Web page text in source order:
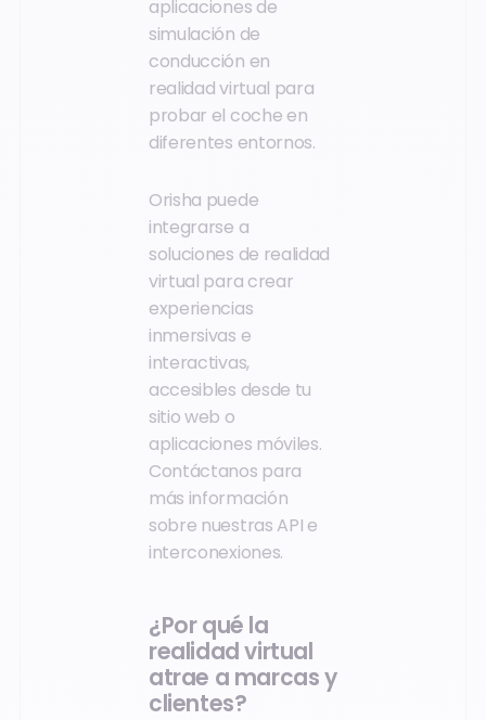
aplicaciones de
simulación de
conducción en
realidad virtual para
probar el coche en
diferentes entornos.
Orisha puede
integrarse a
soluciones de realidad
virtual para crear
experiencias
inmersivas e
interactivas,
accesibles desde tu
sitio web o
aplicaciones móviles.
Contáctanos para
más información
sobre nuestras API e
interconexiones.
¿Por qué la
realidad virtual
atrae a marcas y
clientes?